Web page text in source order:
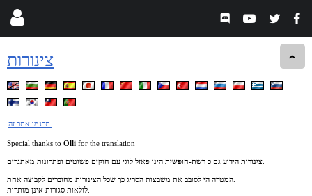
צינורות
Special thanks to Olli for the translation
צינורות הידוע גם כ רשת-חופשית